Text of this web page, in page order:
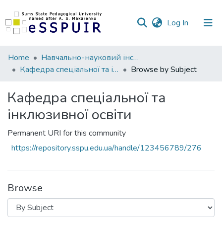
Log In (current)
Communities
&
All of DSpace
Home
Навчально-науковий інститут педагогіки і психології
Кафедра спеціальної та інклюзивної освіти
Browse by Subject
Кафедра спеціальної та
інклюзивної освіти
Permanent URI for this community
https://repository.sspu.edu.ua/handle/123456789/276
Browse